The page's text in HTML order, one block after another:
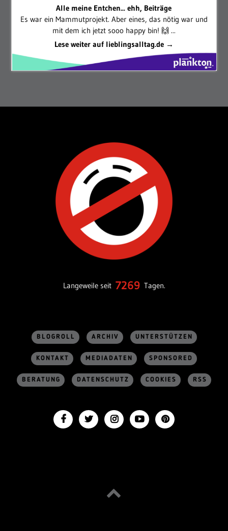
Alle meine Entchen... ehh, Beiträge
Es war ein Mammutprojekt. Aber eines, das nötig war und
mit dem ich jetzt sooo happy bin! 🙌 ...
Lese weiter auf lieblingsalltag.de →
Langeweile seit 7269 Tagen.
BLOGROLL ARCHIV UNTERSTÜTZEN
KONTAKT MEDIADATEN SPONSORED
BERATUNG DATENSCHUTZ COOKIES RSS